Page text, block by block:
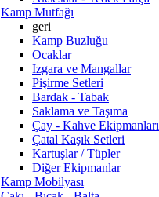
Kamp Mutfağı
geri
Kamp Buzluğu
Ocaklar
Izgara ve Mangallar
Pişirme Setleri
Bardak - Tabak
Saklama ve Taşıma
Çay - Kahve Ekipmanları
Çatal Kaşık Setleri
Kartuşlar / Tüpler
Diğer Ekipmanlar
Kamp Mobilyası